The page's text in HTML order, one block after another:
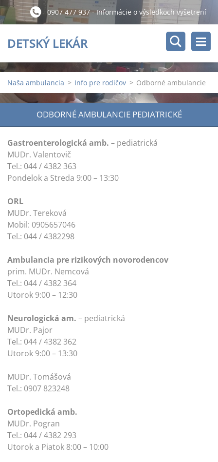
0907 477 937 - Informácie o výsledkoch vyšetrení
po 11:00 hod.
DETSKÝ LEKÁR
Naša ambulancia > Info pre rodičov > Odborné ambulancie
ODBORNÉ AMBULANCIE PEDIATRICKÉ
Gastroenterologická amb. – pediatrická
MUDr. Valentovič
Tel.: 044 / 4382 363
Pondelok a Streda 9:00 – 13:30
ORL
MUDr. Tereková
Mobil: 0905657046
Tel.: 044 / 4382298
Ambulancia pre rizikových novorodencov
prim. MUDr. Nemcová
Tel.: 044 / 4382 364
Utorok 9:00 – 12:30
Neurologická am. – pediatrická
MUDr. Pajor
Tel.: 044 / 4382 362
Utorok 9:00 – 13:30
MUDr. Tomášová
Tel.: 0907 823248
Ortopedická amb.
MUDr. Pogran
Tel.: 044 / 4382 293
Utorok a Piatok 8:00 – 10:00